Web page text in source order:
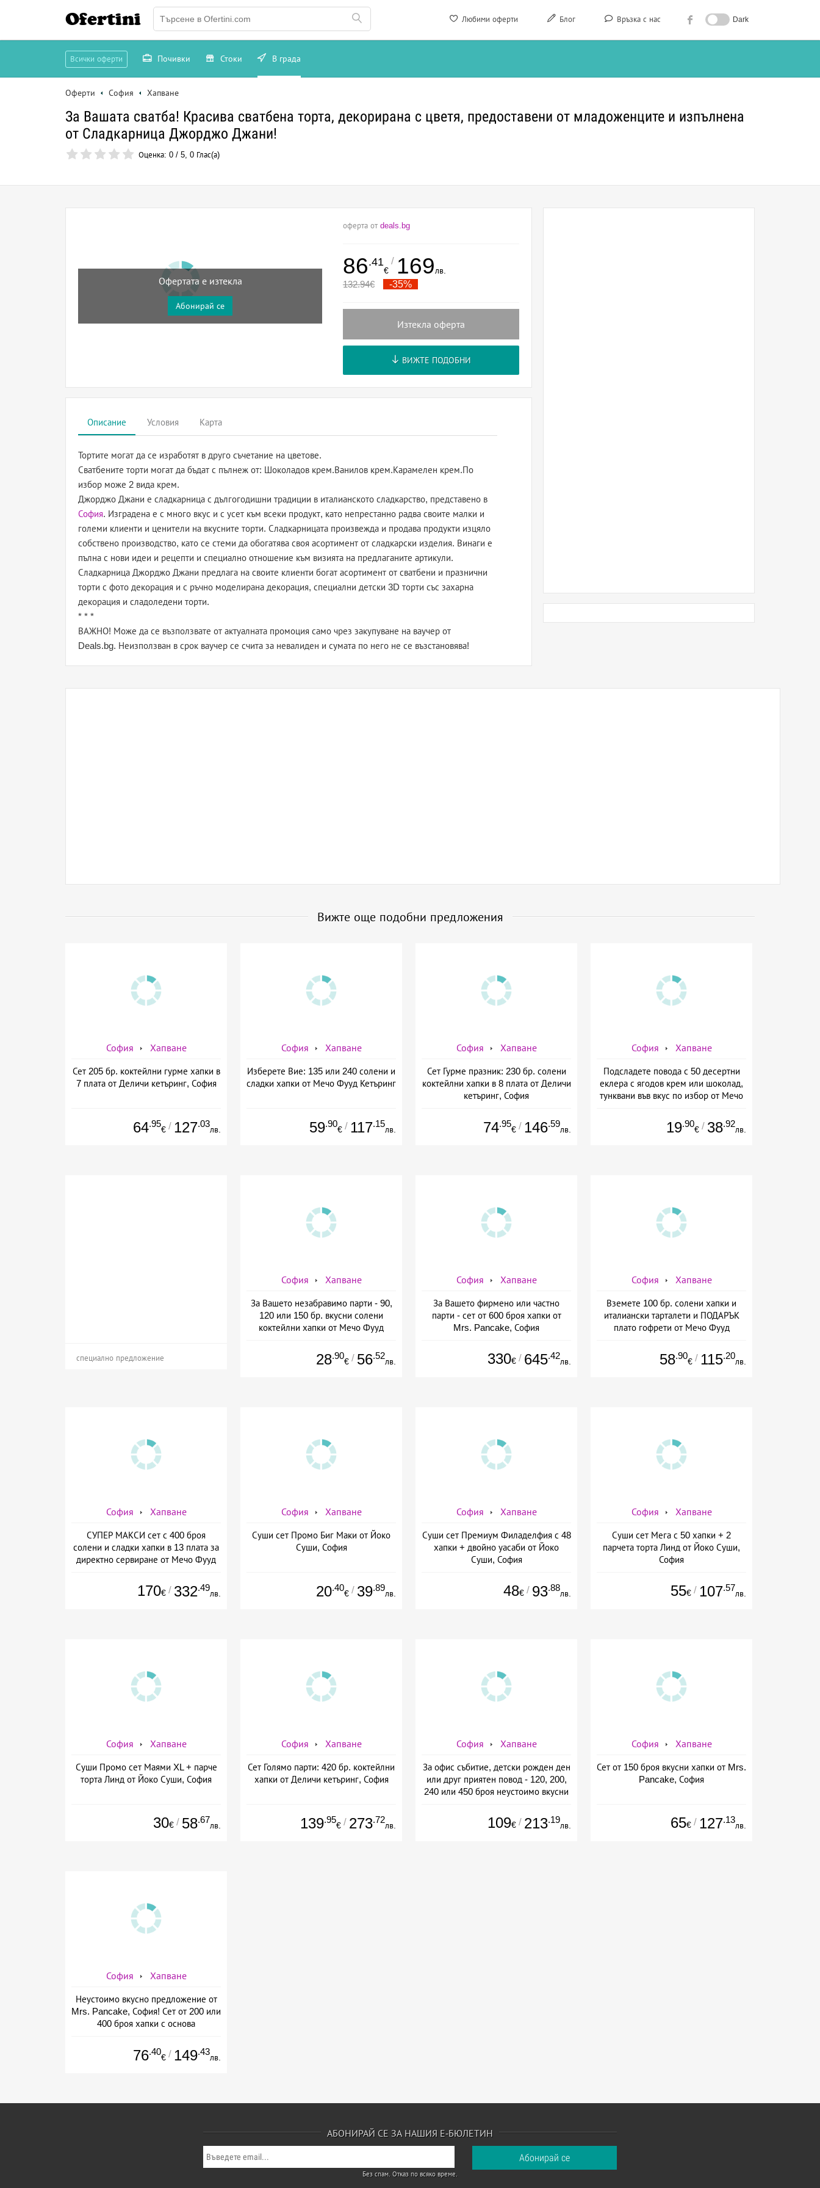
Любими оферти Блог Връзка с нас Dark
Ofertini
Всички оферти Почивки Стоки В града
Оферти София Хапване
За Вашата сватба! Красива сватбена торта, декорирана с цветя, предоставени от младоженците и изпълнена
от Сладкарница Джорджо Джани!
Оценка: 0 / 5, 0 Глас(а)
Офертата е изтекла
Абонирай се
оферта от deals.bg
86.41
€
/ 169лв.
132.94€ -35%
Изтекла оферта
ВИЖТЕ ПОДОБНИ
Описание Условия Карта
Тортите могат да се изработят в друго съчетание на цветове.
Сватбените торти могат да бъдат с пълнеж от: Шоколадов крем.Ванилов крем.Карамелен крем.По
избор може 2 вида крем.
Джорджо Джани е сладкарница с дългогодишни традиции в италианското сладкарство, представено в
София. Изградена е с много вкус и с усет към всеки продукт, като непрестанно радва своите малки и
големи клиенти и ценители на вкусните торти. Сладкарницата произвежда и продава продукти изцяло
собствено производство, като се стеми да обогатява своя асортимент от сладкарски изделия. Винаги е
пълна с нови идеи и рецепти и специално отношение към визията на предлаганите артикули.
Сладкарница Джорджо Джани предлага на своите клиенти богат асортимент от сватбени и празнични
торти с фото декорация и с ръчно моделирана декорация, специални детски 3D торти със захарна
декорация и сладоледени торти.
* * *
ВАЖНО! Може да се възползвате от актуалната промоция само чрез закупуване на ваучер от
Deals.bg. Неизползван в срок ваучер се счита за невалиден и сумата по него не се възстановява!
Вижте още подобни предложения
София Хапване
Сет 205 бр. коктейлни гурме хапки в
7 плата от Деличи кетъринг, София
64.95
€ / 127.03
лв.
София Хапване
Изберете Вие: 135 или 240 солени и
сладки хапки от Мечо Фууд Кетъринг
59.90
€ / 117.15
лв.
София Хапване
Сет Гурме празник: 230 бр. солени
коктейлни хапки в 8 плата от Деличи
кетъринг, София
74.95
€ / 146.59
лв.
София Хапване
Подсладете повода с 50 десертни
еклера с ягодов крем или шоколад,
тунквани във вкус по избор от Мечо
19.90
€ / 38.92
лв.
специално предложение
София Хапване
За Вашето незабравимо парти - 90,
120 или 150 бр. вкусни солени
коктейлни хапки от Мечо Фууд
28.90
€ / 56.52
лв.
София Хапване
За Вашето фирмено или частно
парти - сет от 600 броя хапки от
Mrs. Pancake, София
330€ / 645.42
лв.
София Хапване
Вземете 100 бр. солени хапки и
италиански тарталети и ПОДАРЪК
плато гофрети от Мечо Фууд
58.90
€ / 115.20
лв.
София Хапване
СУПЕР МАКСИ сет с 400 броя
солени и сладки хапки в 13 плата за
директно сервиране от Мечо Фууд
170€ / 332.49
лв.
София Хапване
Суши сет Промо Биг Маки от Йоко
Суши, София
20.40
€ / 39.89
лв.
София Хапване
Суши сет Премиум Филаделфия с 48
хапки + двойно уасаби от Йоко
Суши, София
48€ / 93.88
лв.
София Хапване
Суши сет Мега с 50 хапки + 2
парчета торта Линд от Йоко Суши,
София
55€ / 107.57
лв.
София Хапване
Суши Промо сет Маями XL + парче
торта Линд от Йоко Суши, София
30€ / 58.67
лв.
София Хапване
Сет Голямо парти: 420 бр. коктейлни
хапки от Деличи кетъринг, София
139.95
€ / 273.72
лв.
София Хапване
За офис събитие, детски рожден ден
или друг приятен повод - 120, 200,
240 или 450 броя неустоимо вкусни
Pancake, София
109€ / 213.19
лв.
София Хапване
Сет от 150 броя вкусни хапки от Mrs.
Pancake, София
65€ / 127.13
лв.
София Хапване
Неустоимо вкусно предложение от
Mrs. Pancake, София! Сет от 200 или
400 броя хапки с основа
76.40
€ / 149.43
лв.
АБОНИРАЙ СЕ ЗА НАШИЯ Е-БЮЛЕТИН
Без спам. Отказ по всяко време.